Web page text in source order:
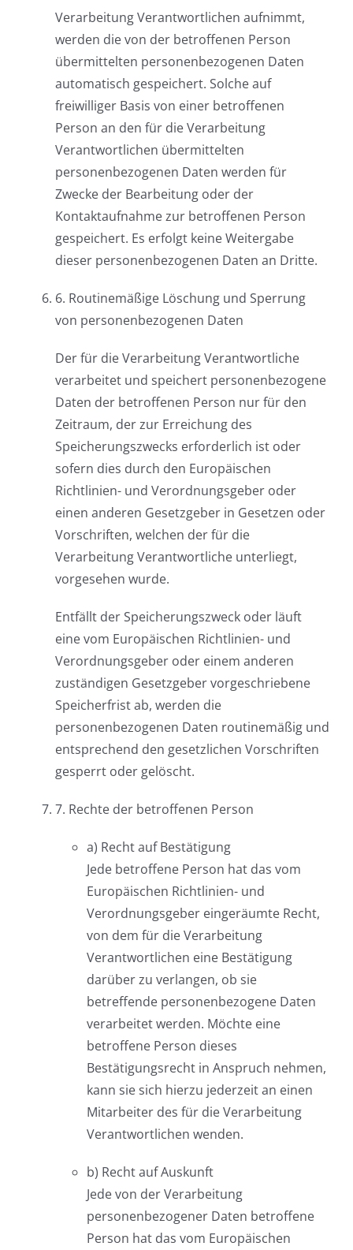
Verarbeitung Verantwortlichen aufnimmt,
werden die von der betroffenen Person
übermittelten personenbezogenen Daten
automatisch gespeichert. Solche auf
freiwilliger Basis von einer betroffenen
Person an den für die Verarbeitung
Verantwortlichen übermittelten
personenbezogenen Daten werden für
Zwecke der Bearbeitung oder der
Kontaktaufnahme zur betroffenen Person
gespeichert. Es erfolgt keine Weitergabe
dieser personenbezogenen Daten an Dritte.
6. Routinemäßige Löschung und Sperrung
von personenbezogenen Daten
Der für die Verarbeitung Verantwortliche
verarbeitet und speichert personenbezogene
Daten der betroffenen Person nur für den
Zeitraum, der zur Erreichung des
Speicherungszwecks erforderlich ist oder
sofern dies durch den Europäischen
Richtlinien- und Verordnungsgeber oder
einen anderen Gesetzgeber in Gesetzen oder
Vorschriften, welchen der für die
Verarbeitung Verantwortliche unterliegt,
vorgesehen wurde.
Entfällt der Speicherungszweck oder läuft
eine vom Europäischen Richtlinien- und
Verordnungsgeber oder einem anderen
zuständigen Gesetzgeber vorgeschriebene
Speicherfrist ab, werden die
personenbezogenen Daten routinemäßig und
entsprechend den gesetzlichen Vorschriften
gesperrt oder gelöscht.
7. Rechte der betroffenen Person
a) Recht auf Bestätigung
Jede betroffene Person hat das vom
Europäischen Richtlinien- und
Verordnungsgeber eingeräumte Recht,
von dem für die Verarbeitung
Verantwortlichen eine Bestätigung
darüber zu verlangen, ob sie
betreffende personenbezogene Daten
verarbeitet werden. Möchte eine
betroffene Person dieses
Bestätigungsrecht in Anspruch nehmen,
kann sie sich hierzu jederzeit an einen
Mitarbeiter des für die Verarbeitung
Verantwortlichen wenden.
b) Recht auf Auskunft
Jede von der Verarbeitung
personenbezogener Daten betroffene
Person hat das vom Europäischen